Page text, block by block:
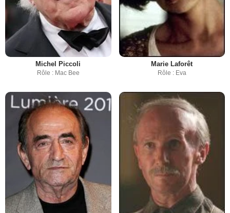
Michel Piccoli
Rôle : Mac Bee
Marie Laforêt
Rôle : Eva